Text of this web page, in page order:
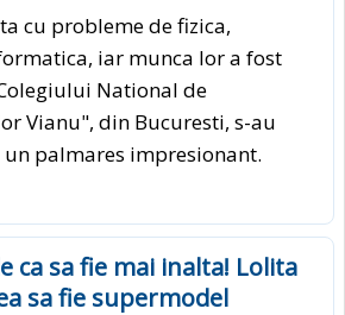
cu probleme de fizica,
iar munca lor a fost
National de
Vianu", din Bucuresti, s-au
un palmares impresionant.
ca sa fie mai inalta! Lolita
sa fie supermodel